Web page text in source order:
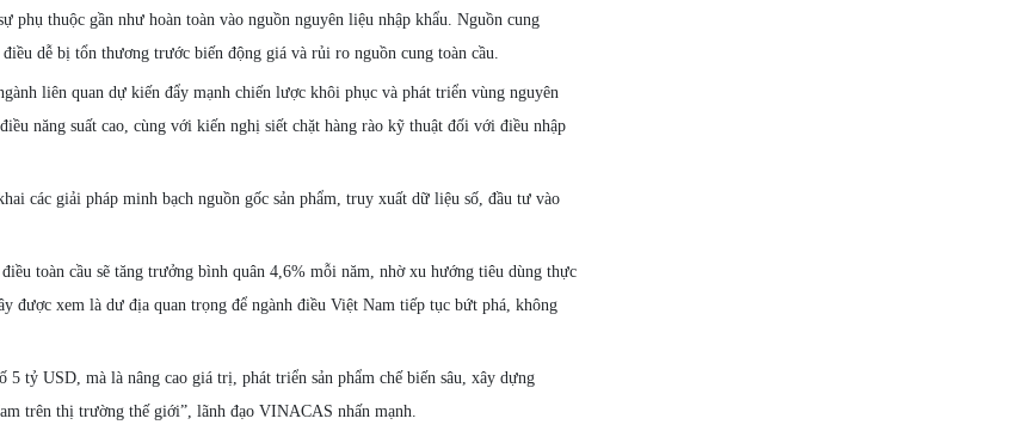
phụ thuộc gần như hoàn toàn vào nguồn nguyên liệu nhập khẩu. Nguồn cung
dễ bị tổn thương trước biến động giá và rủi ro nguồn cung toàn cầu.
liên quan dự kiến đẩy mạnh chiến lược khôi phục và phát triển vùng nguyên
năng suất cao, cùng với kiến nghị siết chặt hàng rào kỹ thuật đối với điều nhập
các giải pháp minh bạch nguồn gốc sản phẩm, truy xuất dữ liệu số, đầu tư vào
toàn cầu sẽ tăng trưởng bình quân 4,6% mỗi năm, nhờ xu hướng tiêu dùng thực
được xem là dư địa quan trọng để ngành điều Việt Nam tiếp tục bứt phá, không
tỷ USD, mà là nâng cao giá trị, phát triển sản phẩm chế biến sâu, xây dựng
trên thị trường thế giới”, lãnh đạo VINACAS nhấn mạnh.